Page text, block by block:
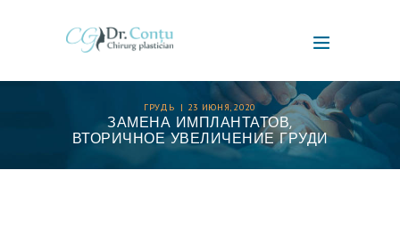
ГРУДЬ 23 ИЮНЯ, 2020
ЗАМЕНА ИМПЛАНТАТОВ,
ВТОРИЧНОЕ УВЕЛИЧЕНИЕ ГРУДИ